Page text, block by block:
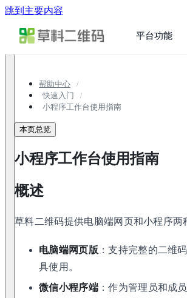
跳到主要内容
平台功能
帮助中心
快速入门
小程序工作台使用指南
本页总览
小程序工作台使用指南
概述
草料二维码提供电脑端网页和小程序两
电脑端网页版 ：支持完整的二维
具使用。
微信小程序端：作为管理员和成